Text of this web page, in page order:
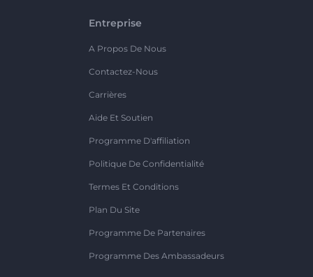
Entreprise
A Propos De Nous
Contactez-Nous
Carrières
Aide Et Soutien
Programme D'affiliation
Politique De Confidentialité
Termes Et Conditions
Plan Du Site
Programme De Partenaires
Programme Des Ambassadeurs